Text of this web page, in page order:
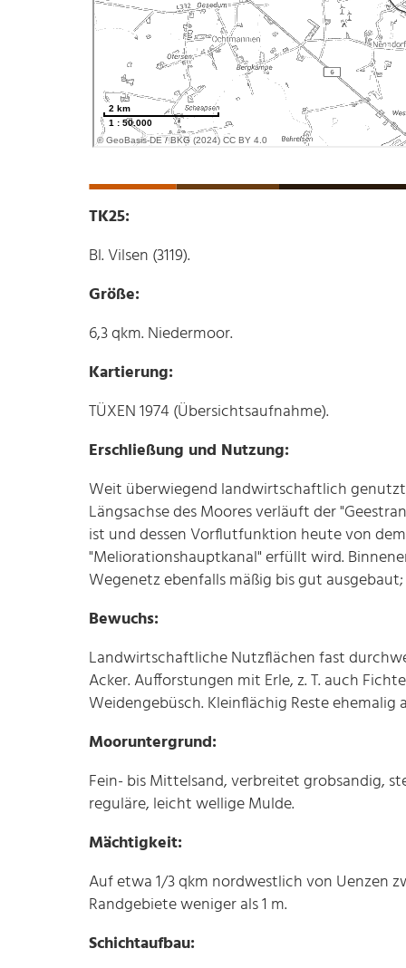
TK25:
Bl. Vilsen (3119).
Größe:
6,3 qkm. Niedermoor.
Kartierung:
TÜXEN 1974 (Übersichtsaufnahme).
Erschließung und Nutzung:
Weit überwiegend landwirtschaftlich
Längsachse des Moores verläuft der
ist und dessen Vorflutfunktion heute von
"Meliorationshauptkanal" erfüllt wird.
Wegenetz ebenfalls mäßig bis gut
Bewuchs:
Landwirtschaftliche Nutzflächen fast
Acker. Aufforstungen mit Erle, z. T. auch
Weidengebüsch. Kleinflächig Reste
Mooruntergrund:
Fein- bis Mittelsand, verbreitet grobsandig,
reguläre, leicht wellige Mulde.
Mächtigkeit:
Auf etwa 1/3 qkm nordwestlich von Uenzen
Randgebiete weniger als 1 m.
Schichtaufbau: